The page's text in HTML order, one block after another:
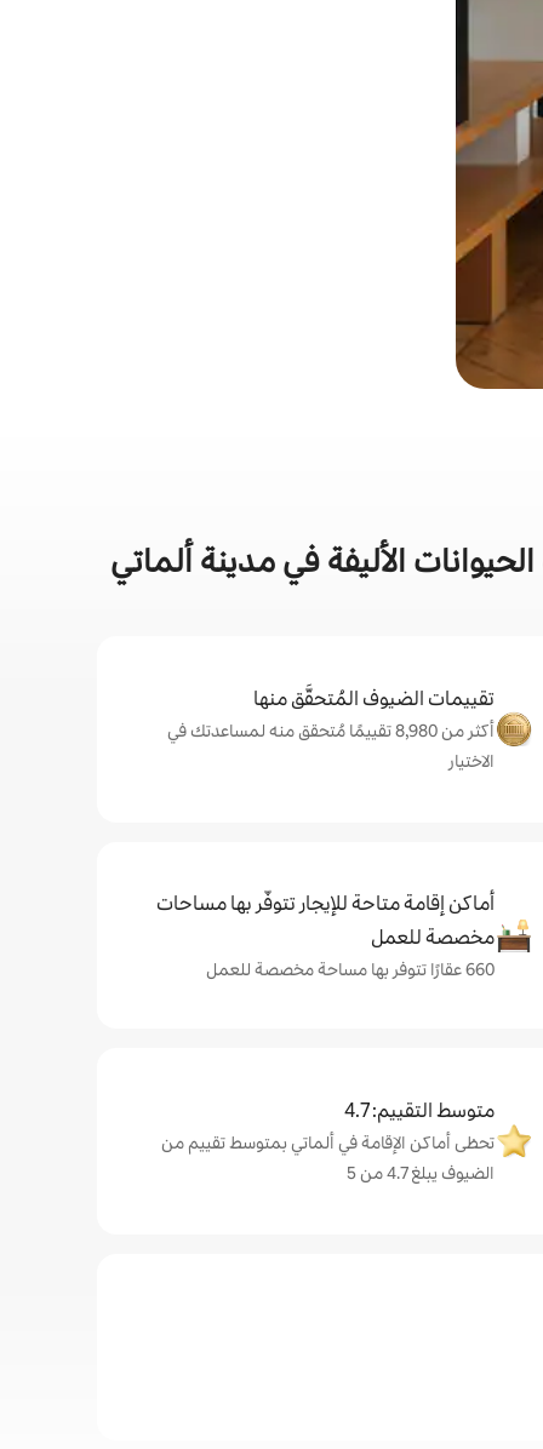
الأليفة في مدينة ألماتي
تقييمات الضيوف المُتحقَّق منها
أكثر من 8,980 تقييمًا مُتحقق منه لمساعدتك في
الاختيار
أماكن إقامة متاحة للإيجار تتوفّر بها مساحات
مخصصة للعمل
660 عقارًا تتوفر بها مساحة مخصصة للعمل
متوسط التقييم: 4.7
تحظى أماكن الإقامة في ألماتي بمتوسط تقييم من
الضيوف يبلغ 4.7 من 5